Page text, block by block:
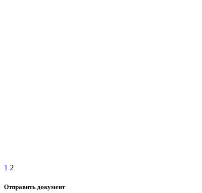
1 2
Отправить документ